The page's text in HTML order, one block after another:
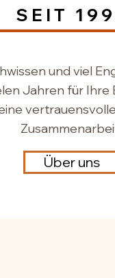
SEIT
und viel
Jahren für Ihre
Über uns